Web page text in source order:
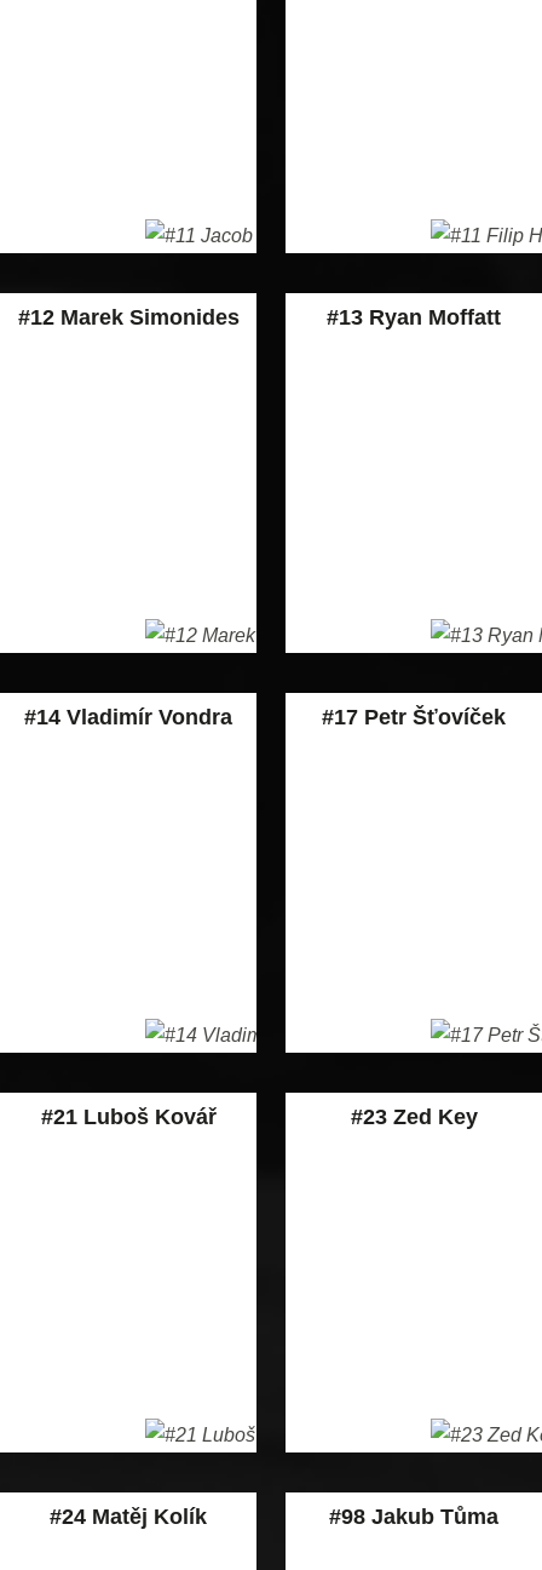
#12 Marek Simonides #13 Ryan Moffatt
#14 Vladimír Vondra #17 Petr Šťovíček
#21 Luboš Kovář #23 Zed Key
#24 Matěj Kolík #98 Jakub Tůma